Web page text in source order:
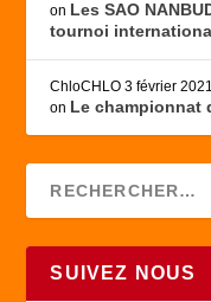
on Les SAO
tournoi
ChloCHLO 3 février 2021
on Le championnat
SUIVEZ NOUS